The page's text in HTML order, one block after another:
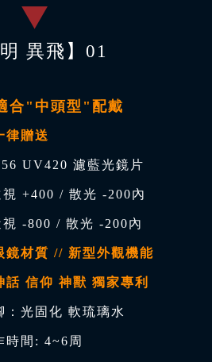
明 異飛】01
合"中頭型"配戴
律贈送
UV420 濾藍光鏡片
視 +400 / 散光 -200內
視 -800 / 散光 -200內
鏡材質 // 新型外觀機能
話 信仰 神獸 獨家專利
：光固化 軟琉璃水
時間: 4~6周